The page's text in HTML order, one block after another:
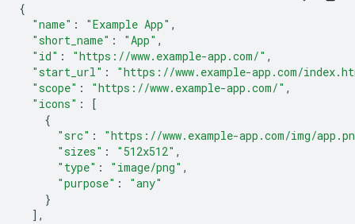
{
"name" : "Example App" ,
"short_name" : "App" ,
"id" : "https://www.example-app.com/" ,
"start_url" :
"https://www.example-app.com/
"scope" : "https://www.example-app.com/" ,
"icons" :
[
{
"src" :
"https://www.example-app.com/img/
"sizes" : "512x512" ,
"type" : "image/png" ,
"purpose" :
"any"
}
],